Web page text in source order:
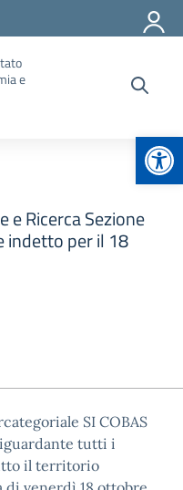
e
e Ricerca Sezione
indetto per il 18
SI COBAS
tutti i
il territorio